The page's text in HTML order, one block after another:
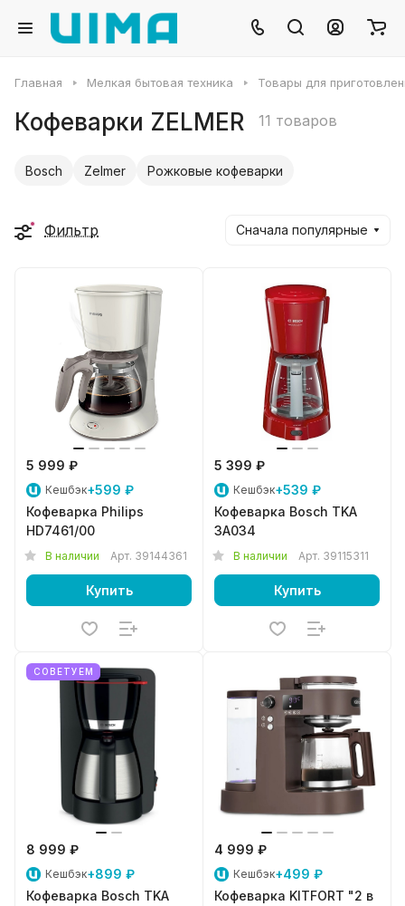
Главная Мелкая бытовая техника Товары для
Кофеварки ZELMER 11 товаров
Bosch Zelmer Рожковые кофеварки
Фильтр Сначала популярные
5 999 ₽
Кешбэк+599 ₽
Кофеварка Philips
HD7461/00
В наличии Арт. 39144361
Купить
5 399 ₽
Кешбэк+539 ₽
Кофеварка Bosch TKA
3A034
В наличии Арт. 39115311
Купить
СОВЕТУЕМ
8 999 ₽
Кешбэк+899 ₽
Кофеварка Bosch TKA
4 999 ₽
Кешбэк+499 ₽
Кофеварка KITFORT "2 в